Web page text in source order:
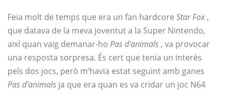
Feia molt de temps que era un fan hardcore Star Fox ,
que datava de la meva joventut a la Super Nintendo,
així quan vaig demanar-ho Pas d'animals , va provocar
una resposta sorpresa. És cert que tenia un interès
pels dos jocs, però m’havia estat seguint amb ganes
Pas d'animals ja que era quan es va cridar un joc N64